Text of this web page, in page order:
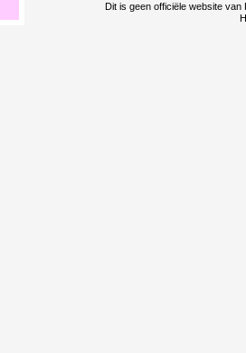
Dit is geen officiële website